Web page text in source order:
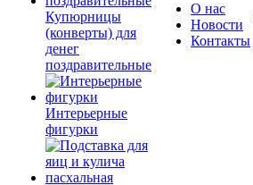
Купюрницы
(конверты) для
денег
поздравительные
Интерьерные
фигурки
О нас
Новости
Контакты